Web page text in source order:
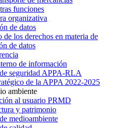
funciones
organizativa
de datos
de los derechos en materia de
de datos
de información
seguridad APPA-RLA
de la APPA 2022-2025
ambiente
al usuario PRMD
y patrimonio
medioambiente